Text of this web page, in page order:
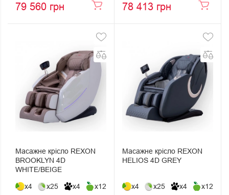
79 560 грн 78 413 грн
Масажне крісло REXON
BROOKLYN 4D
WHITE/BEIGE
x4 x25 x4 x12
Масажне крісло REXON
HELIOS 4D GREY
x4 x25 x4 x12